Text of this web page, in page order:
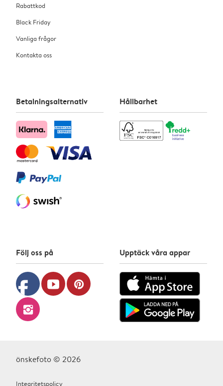
Rabattkod
Black Friday
Vanliga frågor
Kontakta oss
Betalningsalternativ Hållbarhet
Följ oss på
facebook youtube pinterest
instagram
Upptäck våra appar
önskefoto © 2026
Integritetspolicy